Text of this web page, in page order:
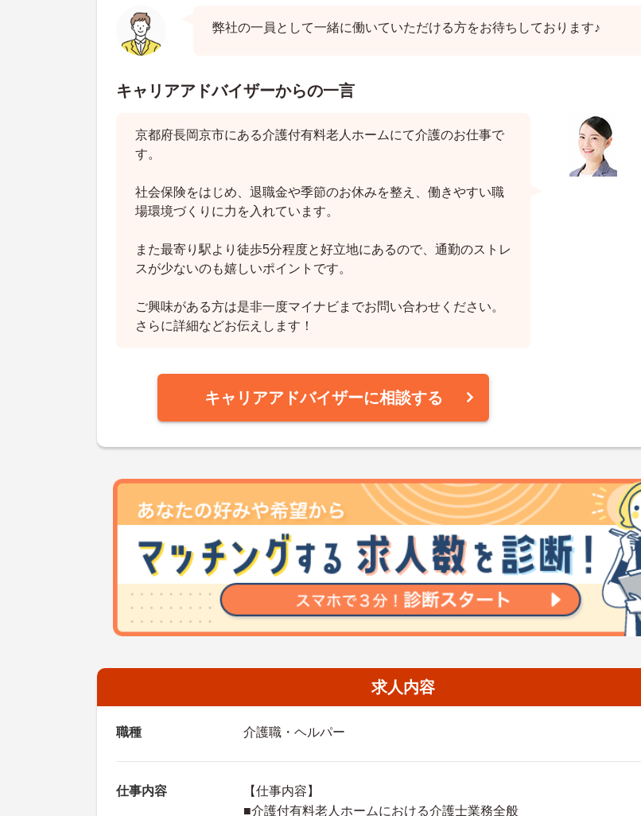
弊社の一員として一緒に働いていただける方をお待ちしております♪
キャリアアドバイザーからの一言
京都府長岡京市にある介護付有料老人ホームにて介護のお仕事で
す。
社会保険をはじめ、退職金や季節のお休みを整え、働きやすい職
場環境づくりに力を入れています。
また最寄り駅より徒歩5分程度と好立地にあるので、通勤のストレ
スが少ないのも嬉しいポイントです。
ご興味がある方は是非一度マイナビまでお問い合わせください。
さらに詳細などお伝えします！
キャリアアドバイザーに相談する
求人内容
職種 介護職・ヘルパー
仕事内容
【仕事内容】
■介護付有料老人ホームにおける介護士業務全般